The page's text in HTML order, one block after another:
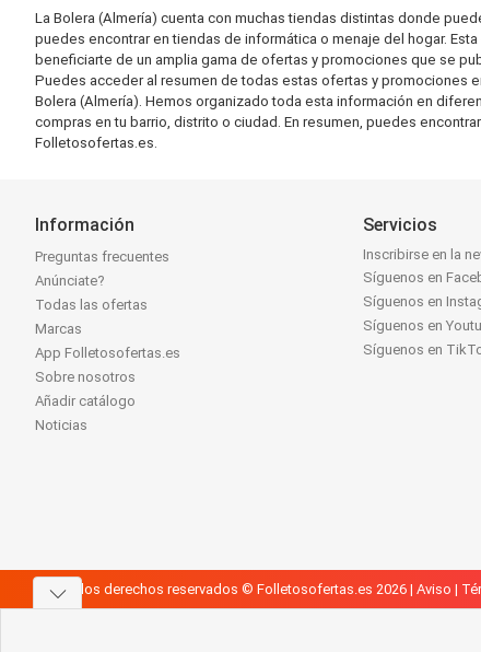
La Bolera (Almería) cuenta con muchas tiendas distintas donde
puedes encontrar en tiendas de informática o menaje del hogar.
beneficiarte de un amplia gama de ofertas y promociones que se
Puedes acceder al resumen de todas estas ofertas y promociones
Bolera (Almería). Hemos organizado toda esta información en
compras en tu barrio, distrito o ciudad. En resumen, puedes
Folletosofertas.es.
Información
Preguntas frecuentes
Anúnciate?
Todas las ofertas
Marcas
App Folletosofertas.es
Sobre nosotros
Añadir catálogo
Noticias
Servicios
Inscribirse en la
Síguenos en
Síguenos en
Síguenos en
Síguenos en
Todos los derechos reservados © Folletosofertas.es 2026 | Aviso |